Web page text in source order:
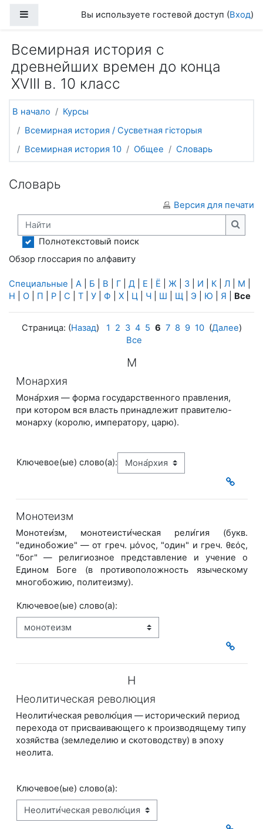
Боковая панельВы используете гостевой доступ (Вход)
Всемирная история с
древнейших времен до конца
XVIII в. 10 класс
В начало
Курсы
Всемирная история / Сусветная гісторыя
Всемирная история 10
Общее Словарь
Словарь
Версия для печати
Найти
Найти
Полнотекстовый поиск
Обзор глоссария по алфавиту
Специальные А Б В Г Д Е Ё Ж З И К Л М
Н
О П Р С Т У Ф Х Ц Ч Ш Щ Э Ю Я Все
Страница: (Назад) 1 2 3 4 5 6 7 8 9 10(Далее)
Все
М
Монархия
Мона́рхия — форма государственного правления,
при котором вся власть принадлежит правителю-
монарху (королю, императору, царю).
Ключевое(ые) слово(а):
Монотеизм
Монотеи́зм, монотеисти́ческая рели́гия (букв.
"единобожие" — от греч. μόνος, "один" и греч. θεός,
"бог" — религиозное представление и учение о
Едином Боге (в противоположность языческому
многобожию, политеизму).
Ключевое(ые) слово(а):
Н
Неолитическая революция
Неолити́ческая револю́ция — исторический период
перехода от присваивающего к производящему типу
хозяйства (земледелию и скотоводству) в эпоху
неолита.
Ключевое(ые) слово(а):